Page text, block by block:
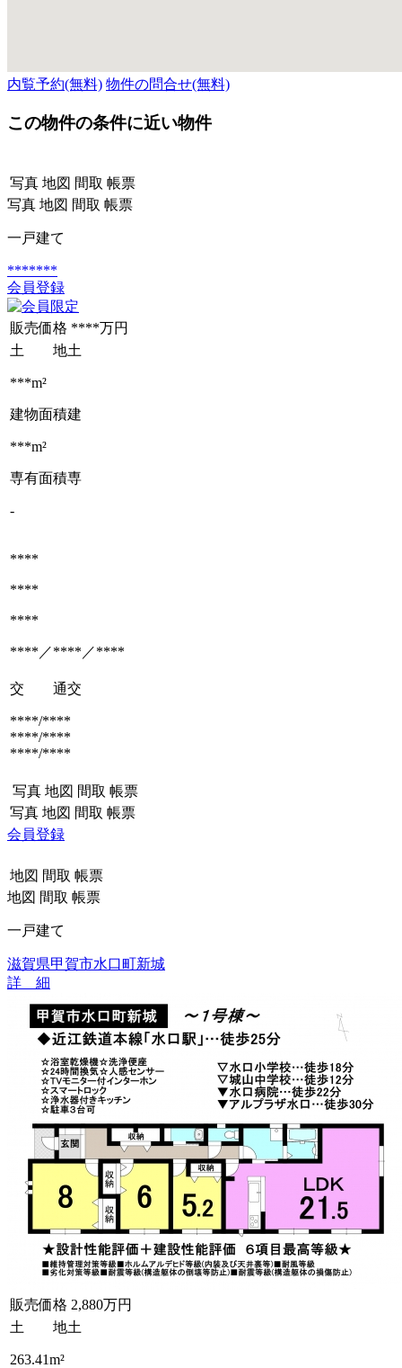
内覧予約(無料) 物件の問合せ(無料)
この物件の条件に近い物件
写真 地図 間取 帳票
写真 地図 間取 帳票
一戸建て
*******
会員登録
販売価格 ****万円
土 地土
***m²
建物面積建
***m²
専有面積専
-
****
****
****
****／****／****
交 通交
****/****
****/****
****/****
写真 地図 間取 帳票
写真 地図 間取 帳票
会員登録
地図 間取 帳票
地図 間取 帳票
一戸建て
滋賀県甲賀市水口町新城
詳 細
販売価格 2,880万円
土 地土
263.41m²